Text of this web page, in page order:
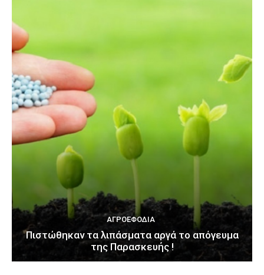
ΑΓΡΟΕΦΌΔΙΑ
Πιστώθηκαν τα λιπάσματα αργά το απόγευμα
της Παρασκευής !